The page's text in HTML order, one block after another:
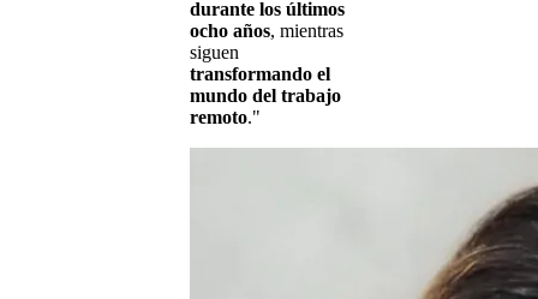
durante los últimos
ocho años, mientras
siguen
transformando el
mundo del trabajo
remoto."